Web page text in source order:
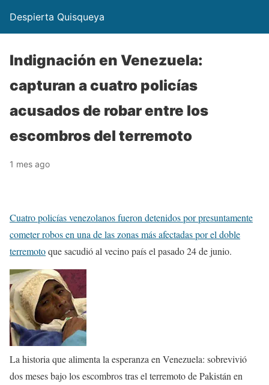
Despierta Quisqueya
Indignación en Venezuela:
capturan a cuatro policías
acusados de robar entre los
escombros del terremoto
1 mes ago
Cuatro policías venezolanos fueron detenidos por presuntamente
cometer robos en una de las zonas más afectadas por el doble
terremotoque sacudió al vecino país el pasado 24 de junio.
La historia que alimenta la esperanza en Venezuela: sobrevivió
dos meses bajo los escombros tras el terremoto de Pakistán en